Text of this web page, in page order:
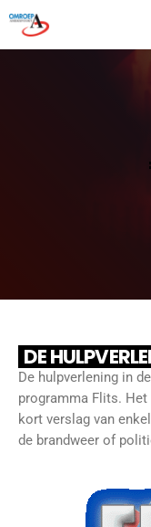
DE
De hulpverlening in
programma Flits.
kort verslag van
de brandweer of